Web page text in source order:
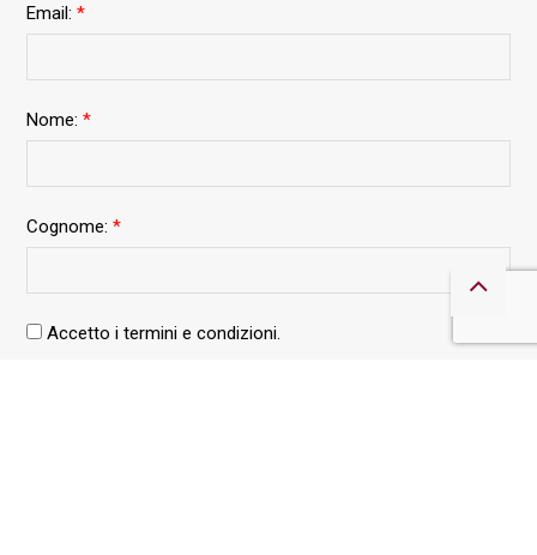
Email:*
Nome:*
Cognome:*
Accetto i termini e condizioni.